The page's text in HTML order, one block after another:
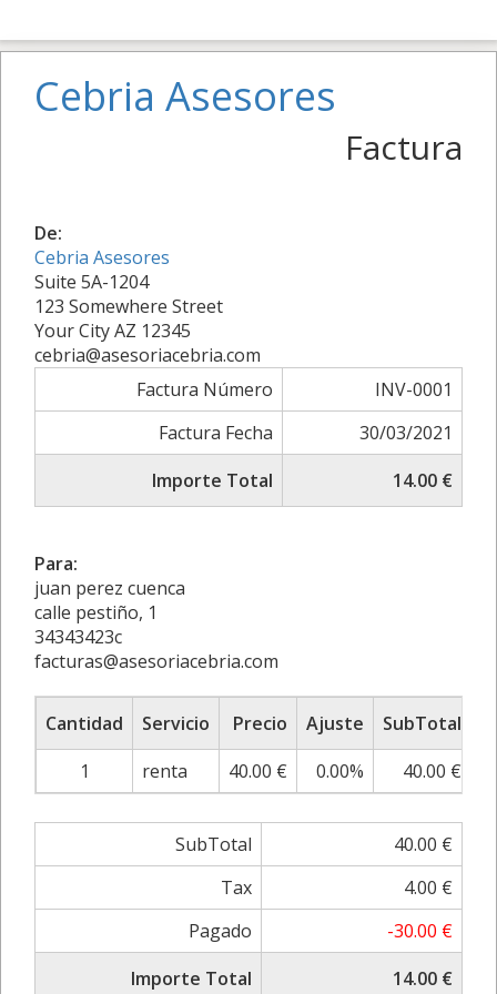
Cebria Asesores
Factura
De:
Cebria Asesores
Suite 5A-1204
123 Somewhere Street
Your City AZ 12345
cebria@asesoriacebria.com
Factura Número
INV-0001
Factura Fecha
30/03/2021
Importe Total
14.00 €
Para:
juan perez cuenca
calle pestiño, 1
34343423c
facturas@asesoriacebria.com
Cantidad Servicio Precio Ajuste
SubTotal
1
renta 40.00 € 0.00% 40.00 €
SubTotal
40.00 €
Tax
4.00 €
Pagado
-30.00 €
Importe Total
14.00 €